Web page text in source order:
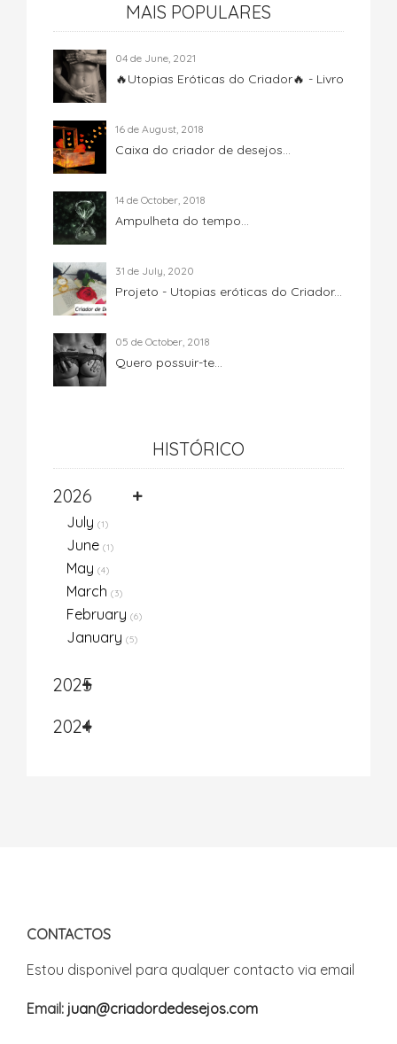
MAIS POPULARES
04 de June, 2021
🔥Utopias Eróticas do Criador🔥 - Livro
16 de August, 2018
Caixa do criador de desejos...
14 de October, 2018
Ampulheta do tempo...
31 de July, 2020
Projeto - Utopias eróticas do Criador...
05 de October, 2018
Quero possuir-te...
HISTÓRICO
2026
July (1)
June (1)
May (4)
March (3)
February (6)
January (5)
2025
2024
CONTACTOS
Estou disponivel para qualquer contacto via email
Email: juan@criadordedesejos.com